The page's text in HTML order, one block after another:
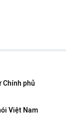
Chính phủ
Việt Nam